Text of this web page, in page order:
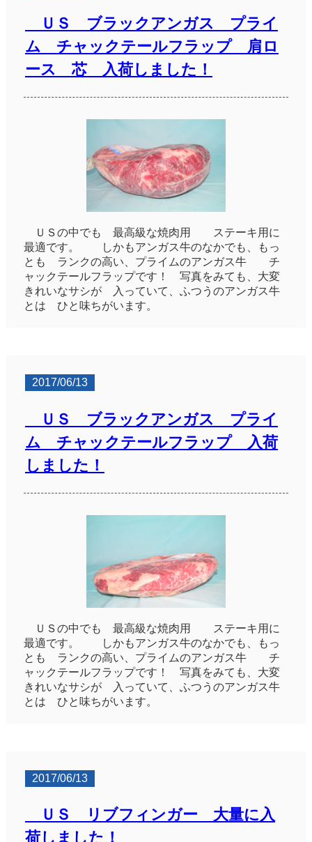
ＵＳ ブラックアンガス プライ
ム チャックテールフラップ 肩ロ
ース 芯 入荷しました！
ＵＳの中でも 最高級な焼肉用 ステーキ用に
最適です。 しかもアンガス牛のなかでも、もっ
とも ランクの高い、プライムのアンガス牛 チ
ャックテールフラップです！ 写真をみても、大変
きれいなサシが 入っていて、ふつうのアンガス牛
とは ひと味ちがいます。
2017/06/13
ＵＳ ブラックアンガス プライ
ム チャックテールフラップ 入荷
しました！
ＵＳの中でも 最高級な焼肉用 ステーキ用に
最適です。 しかもアンガス牛のなかでも、もっ
とも ランクの高い、プライムのアンガス牛 チ
ャックテールフラップです！ 写真をみても、大変
きれいなサシが 入っていて、ふつうのアンガス牛
とは ひと味ちがいます。
2017/06/13
ＵＳ リブフィンガー 大量に入
荷しました！